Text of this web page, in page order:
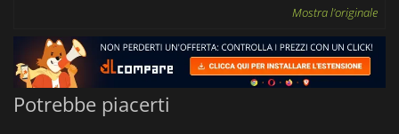
Mostra l'originale
Potrebbe piacerti